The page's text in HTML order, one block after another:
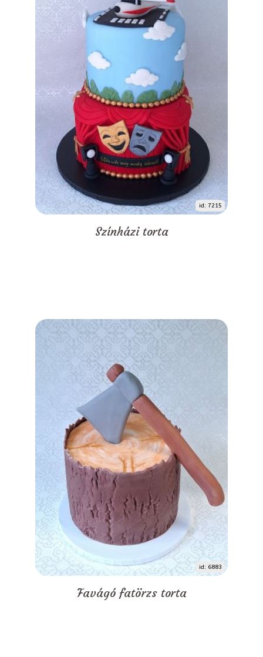
id: 7215
Színházi torta
id: 6883
Favágó fatörzs torta